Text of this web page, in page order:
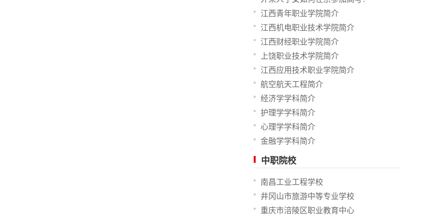
江西青年职业学院简介
江西机电职业技术学院简介
江西财经职业学院简介
上饶职业技术学院简介
江西应用技术职业学院简介
航空航天工程简介
经济学学科简介
护理学学科简介
心理学学科简介
金融学学科简介
中职院校
南昌工业工程学校
井冈山市旅游中等专业学校
重庆市涪陵区职业教育中心